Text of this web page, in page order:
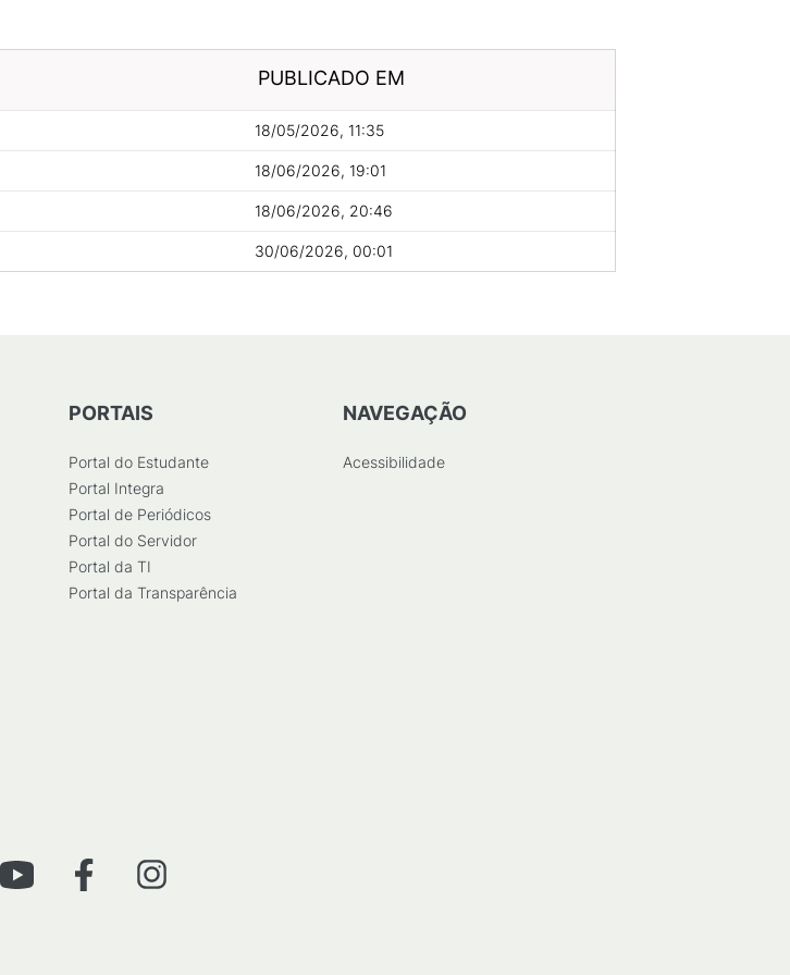
PUBLICADO EM
18/05/2026, 11:35
18/06/2026, 19:01
18/06/2026, 20:46
30/06/2026, 00:01
PORTAIS
Portal do Estudante
Portal Integra
Portal de Periódicos
Portal do Servidor
Portal da TI
Portal da Transparência
NAVEGAÇÃO
Acessibilidade